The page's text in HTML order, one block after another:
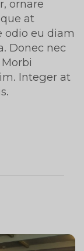
ornare
at
odio eu diam
Donec nec
Integer at